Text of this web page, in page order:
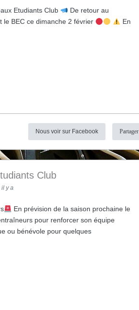
Etudiants Club
De retour au
le BEC ce dimanche 2 février
En
Nous voir sur Facebook Partager
Club
y a
En prévision de la saison prochaine le
pour renforcer son équipe
ou bénévole pour quelques